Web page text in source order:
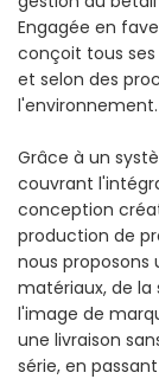
Engagée en
conçoit tous
et selon des
l'environnement.
Grâce à un
couvrant
conception
production de
nous proposons
matériaux, de
l'image de
une livraison
série, en